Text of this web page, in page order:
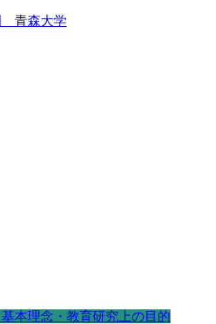
本理念・教育研究上の目的